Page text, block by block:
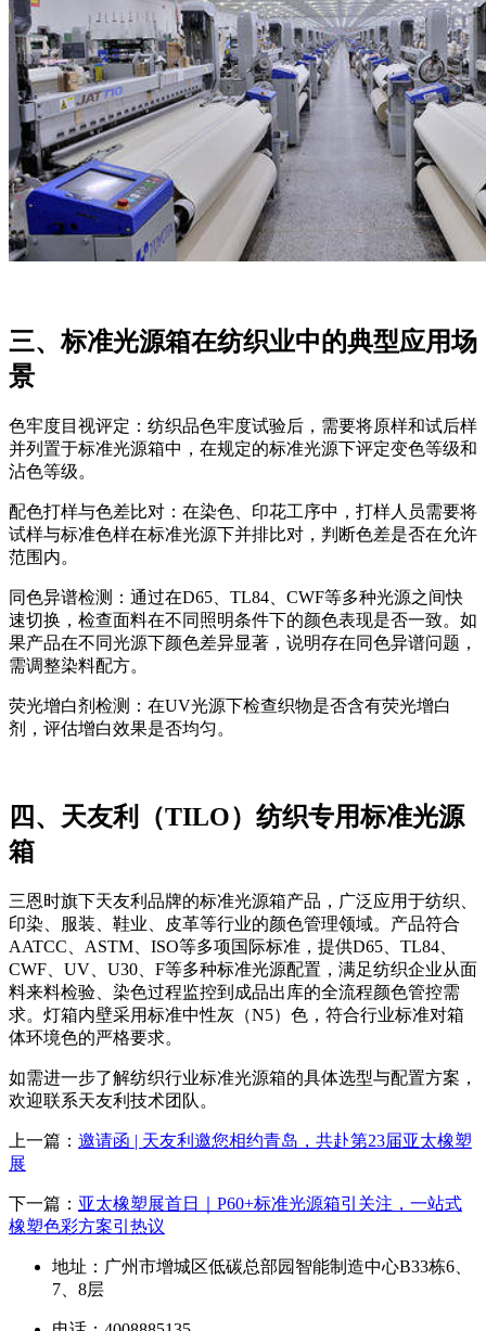
三、标准光源箱在纺织业中的典型应用场
景
色牢度目视评定：纺织品色牢度试验后，需要将原样和试后样
并列置于标准光源箱中，在规定的标准光源下评定变色等级和
沾色等级。
配色打样与色差比对：在染色、印花工序中，打样人员需要将
试样与标准色样在标准光源下并排比对，判断色差是否在允许
范围内。
同色异谱检测：通过在D65、TL84、CWF等多种光源之间快
速切换，检查面料在不同照明条件下的颜色表现是否一致。如
果产品在不同光源下颜色差异显著，说明存在同色异谱问题，
需调整染料配方。
荧光增白剂检测：在UV光源下检查织物是否含有荧光增白
剂，评估增白效果是否均匀。
四、天友利（TILO）纺织专用标准光源
箱
三恩时旗下天友利品牌的标准光源箱产品，广泛应用于纺织、
印染、服装、鞋业、皮革等行业的颜色管理领域。产品符合
AATCC、ASTM、ISO等多项国际标准，提供D65、TL84、
CWF、UV、U30、F等多种标准光源配置，满足纺织企业从面
料来料检验、染色过程监控到成品出库的全流程颜色管控需
求。灯箱内壁采用标准中性灰（N5）色，符合行业标准对箱
体环境色的严格要求。
如需进一步了解纺织行业标准光源箱的具体选型与配置方案，
欢迎联系天友利技术团队。
上一篇： 邀请函 | 天友利邀您相约青岛，共赴第23届亚太橡塑
展
下一篇： 亚太橡塑展首日｜P60+标准光源箱引关注，一站式
橡塑色彩方案引热议
地址：广州市增城区低碳总部园智能制造中心B33栋6、
7、8层